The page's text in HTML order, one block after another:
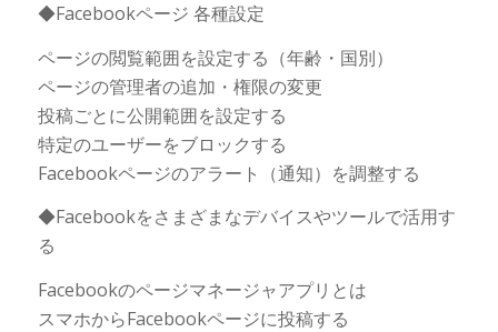
◆Facebookページ 各種設定
ページの閲覧範囲を設定する（年齢・国別）
ページの管理者の追加・権限の変更
投稿ごとに公開範囲を設定する
特定のユーザーをブロックする
Facebookページのアラート（通知）を調整する
◆Facebookをさまざまなデバイスやツールで活用す
る
Facebookのページマネージャアプリとは
スマホからFacebookページに投稿する